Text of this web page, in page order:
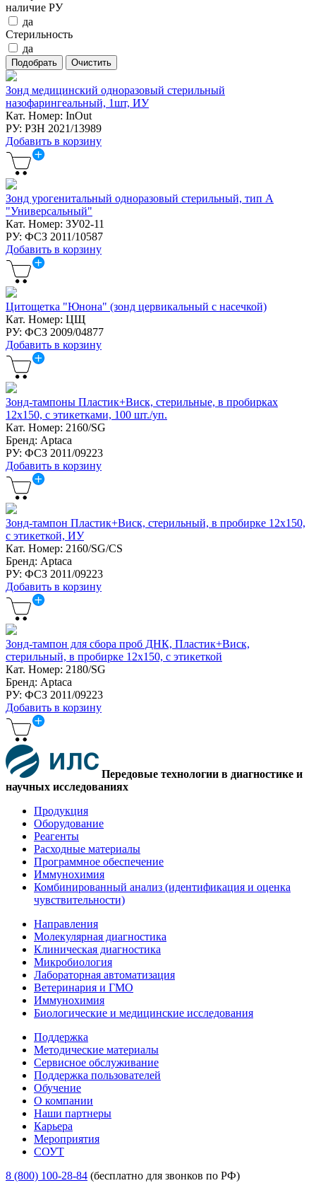
наличие РУ
да
Стерильность
да
Зонд медицинский одноразовый стерильный
назофарингеальный, 1шт, ИУ
Кат. Номер: InOut
РУ: РЗН 2021/13989
Добавить в корзину
Зонд урогенитальный одноразовый стерильный, тип А
"Универсальный"
Кат. Номер: ЗУ02-11
РУ: ФСЗ 2011/10587
Добавить в корзину
Цитощетка "Юнона" (зонд цервикальный с насечкой)
Кат. Номер: ЦЩ
РУ: ФСЗ 2009/04877
Добавить в корзину
Зонд-тампоны Пластик+Виск, стерильные, в пробирках
12х150, с этикетками, 100 шт./уп.
Кат. Номер: 2160/SG
Бренд: Aptaca
РУ: ФСЗ 2011/09223
Добавить в корзину
Зонд-тампон Пластик+Виск, стерильный, в пробирке 12х150,
с этикеткой, ИУ
Кат. Номер: 2160/SG/CS
Бренд: Aptaca
РУ: ФСЗ 2011/09223
Добавить в корзину
Зонд-тампон для сбора проб ДНК, Пластик+Виск,
стерильный, в пробирке 12х150, с этикеткой
Кат. Номер: 2180/SG
Бренд: Aptaca
РУ: ФСЗ 2011/09223
Добавить в корзину
Передовые технологии в диагностике и
научных исследованиях
Продукция
Оборудование
Реагенты
Расходные материалы
Программное обеспечение
Иммунохимия
Комбинированный анализ (идентификация и оценка
чувствительности)
Направления
Молекулярная диагностика
Клиническая диагностика
Микробиология
Лабораторная автоматизация
Ветеринария и ГМО
Иммунохимия
Биологические и медицинские исследования
Поддержка
Методические материалы
Сервисное обслуживание
Поддержка пользователей
Обучение
О компании
Наши партнеры
Карьера
Мероприятия
СОУТ
8 (800) 100-28-84 (бесплатно для звонков по РФ)